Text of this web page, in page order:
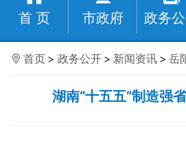
首 页 市政府 政务
首页 > 政务公开 > 新闻资讯 > 岳
湖南“十五五”制造强